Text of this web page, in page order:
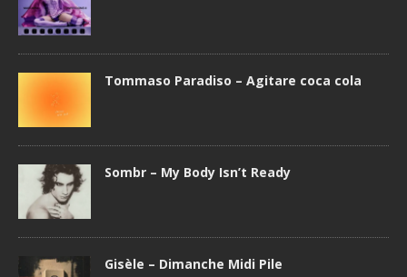
Tommaso Paradiso – Agitare coca cola
Sombr – My Body Isn’t Ready
Gisèle – Dimanche Midi Pile